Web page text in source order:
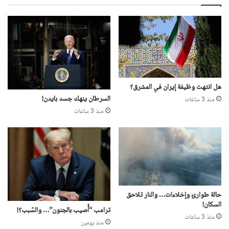
هل ‏انتهت وظيفة إيران في المشرق؟
منذ 3 ساعات السرطان ينهك جسد بايدن!
منذ 3 ساعات
حالة طوارئ وإخلاءات… والنار تلاحق
السكان!
منذ 3 ساعات
ترامب “أُصيب بالجنون”… والسّبب؟!
منذ يومين